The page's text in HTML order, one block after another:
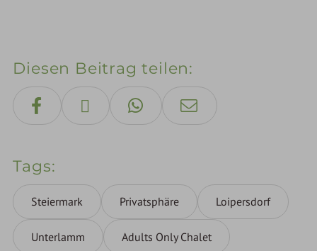
Diesen Beitrag teilen
Tags
Steiermark Privatsphäre Loipersdorf
Unterlamm Adults Only Chalet